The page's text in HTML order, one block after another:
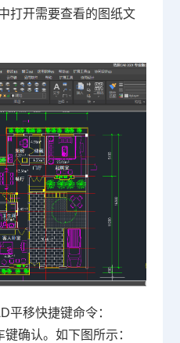
打开需要查看的图纸文
平移快捷键命令：
确认。如下图所示：